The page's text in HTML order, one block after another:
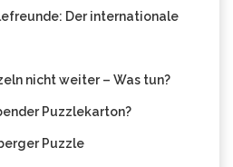
Der internationale
nicht weiter – Was tun?
Puzzlekarton?
Puzzle